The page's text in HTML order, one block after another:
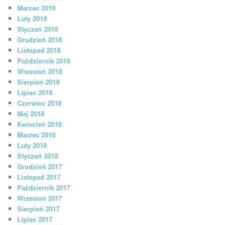
Marzec 2019
Luty 2019
Styczeń 2019
Grudzień 2018
Listopad 2018
Październik 2018
Wrzesień 2018
Sierpień 2018
Lipiec 2018
Czerwiec 2018
Maj 2018
Kwiecień 2018
Marzec 2018
Luty 2018
Styczeń 2018
Grudzień 2017
Listopad 2017
Październik 2017
Wrzesień 2017
Sierpień 2017
Lipiec 2017